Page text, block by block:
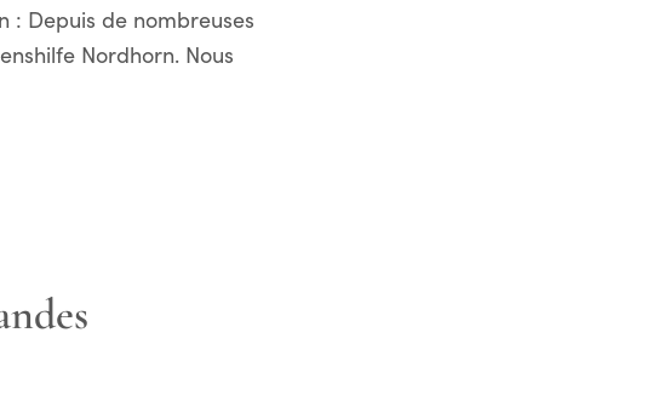
: Depuis de nombreuses
Nordhorn. Nous